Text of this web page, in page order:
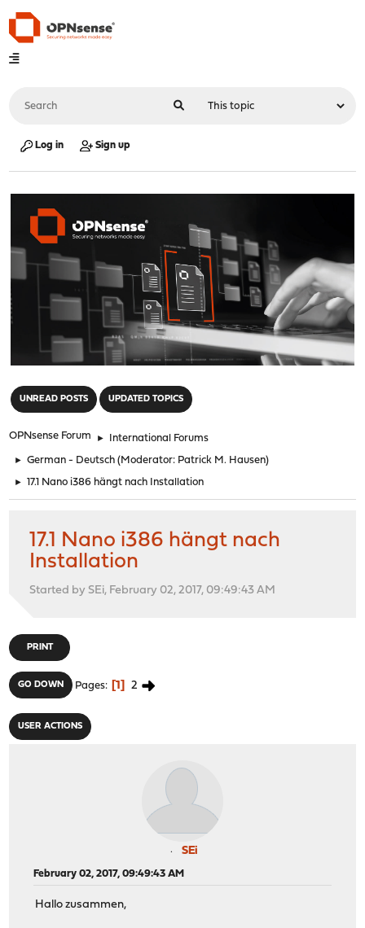
Log in Sign up
UNREAD POSTS UPDATED TOPICS
OPNsense Forum ► International Forums
► German - Deutsch (Moderator: Patrick M. Hausen)
► 17.1 Nano i386 hängt nach Installation
17.1 Nano i386 hängt nach
Installation
Started by SEi, February 02, 2017, 09:49:43 AM
PRINT
GO DOWN Pages 1 2
USER ACTIONS
SEi
February 02, 2017, 09:49:43 AM
Hallo zusammen,